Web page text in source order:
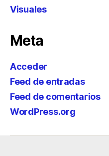
Visuales
Meta
Acceder
Feed de entradas
Feed de comentarios
WordPress.org